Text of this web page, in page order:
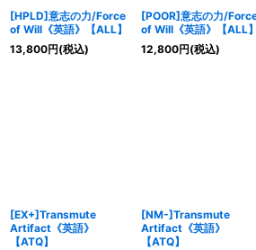
[HPLD]意志の力/Force
of Will《英語》【ALL】
13,800円(税込)
[POOR]意志の力/
of Will《英語》【ALL】
12,800円(税込)
[EX+]Transmute
Artifact《英語》
【ATQ】
[NM-]Transmute
Artifact《英語》
【ATQ】